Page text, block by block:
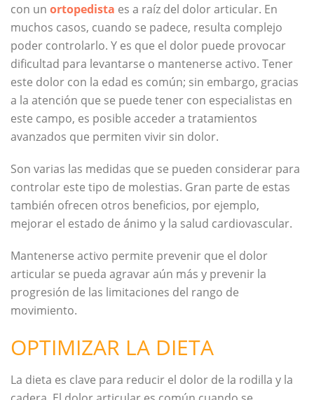
con un ortopedista es a raíz del dolor articular. En
muchos casos, cuando se padece, resulta complejo
poder controlarlo. Y es que el dolor puede provocar
dificultad para levantarse o mantenerse activo. Tener
este dolor con la edad es común; sin embargo, gracias
a la atención que se puede tener con especialistas en
este campo, es posible acceder a tratamientos
avanzados que permiten vivir sin dolor.
Son varias las medidas que se pueden considerar para
controlar este tipo de molestias. Gran parte de estas
también ofrecen otros beneficios, por ejemplo,
mejorar el estado de ánimo y la salud cardiovascular.
Mantenerse activo permite prevenir que el dolor
articular se pueda agravar aún más y prevenir la
progresión de las limitaciones del rango de
movimiento.
OPTIMIZAR LA DIETA
La dieta es clave para reducir el dolor de la rodilla y la